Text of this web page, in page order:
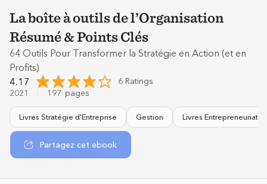
La boîte à outils de l’Organisation
Résumé & Points Clés
64 Outils Pour Transformer la Stratégie en Action (et en
Profits)
4.17
6 Ratings
2021
197 pages
Livres Stratégie d'Entreprise Gestion Livres Entrepreneuriat
Partagez cet ebook